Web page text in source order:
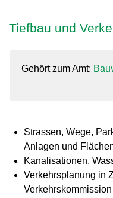
Inhalt
Tiefbau und
Gehört zum Amt:
Strassen, Wege,
Anlagen und
Kanalisationen,
Verkehrsplanung in
Verkehrskommission